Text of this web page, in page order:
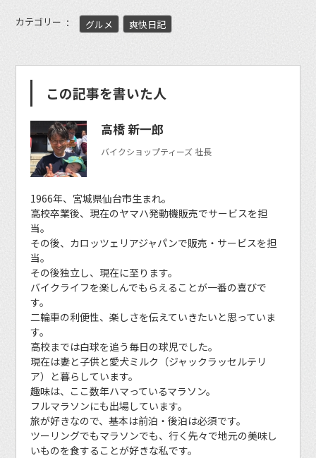
カテゴリー グルメ 爽快日記
この記事を書いた人
高橋 新一郎
バイクショップティーズ 社長
1966年、宮城県仙台市生まれ。
高校卒業後、現在のヤマハ発動機販売でサービスを担
当。
その後、カロッツェリアジャパンで販売・サービスを担
当。
その後独立し、現在に至ります。
バイクライフを楽しんでもらえることが一番の喜びで
す。
二輪車の利便性、楽しさを伝えていきたいと思っていま
す。
高校までは白球を追う毎日の球児でした。
現在は妻と子供と愛犬ミルク（ジャックラッセルテリ
ア）と暮らしています。
趣味は、ここ数年ハマっているマラソン。
フルマラソンにも出場しています。
旅が好きなので、基本は前泊・後泊は必須です。
ツーリングでもマラソンでも、行く先々で地元の美味し
いものを食することが好きな私です。